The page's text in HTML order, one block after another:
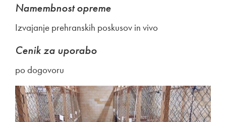
Namembnost opreme
Izvajanje prehranskih poskusov in vivo
Cenik za uporabo
po dogovoru